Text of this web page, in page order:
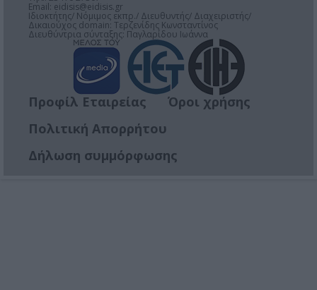
Email: eidisis@eidisis.gr
Ιδιοκτήτης/ Νόμιμος εκπρ./ Διευθυντής/ Διαχειριστής/
Δικαιούχος domain: Τερζενίδης Κωνσταντίνος
Διευθύντρια σύνταξης: Παγλαρίδου Ιωάννα
Προφίλ Εταιρείας
Όροι χρήσης
Πολιτική Απορρήτου
Δήλωση συμμόρφωσης